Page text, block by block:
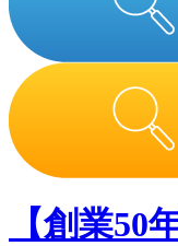
【創業